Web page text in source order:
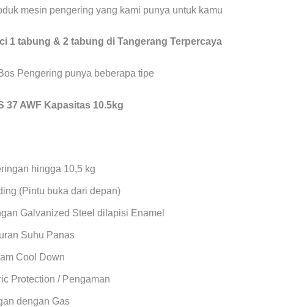
mesin pengering yang kami punya untuk kamu
1 tabung & 2 tabung di Tangerang Terpercaya
Pengering punya beberapa tipe
37 AWF Kapasitas 10.5kg
hingga 10,5 kg
(Pintu buka dari depan)
Galvanized Steel dilapisi Enamel
Suhu Panas
Cool Down
Protection / Pengaman
dengan Gas